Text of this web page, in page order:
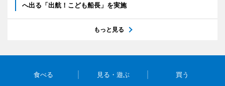
へ出る「出航！こども船長」を実施
もっと見る
食べる 見る・遊ぶ 買う